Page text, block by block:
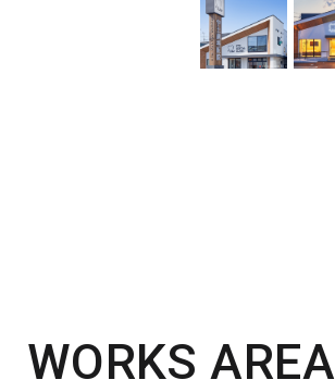
WORKS AREA